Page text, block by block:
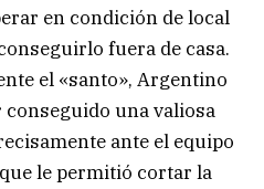
en condición de local
fuera de casa.
el «santo», Argentino
una valiosa
ante el equipo
le permitió cortar la